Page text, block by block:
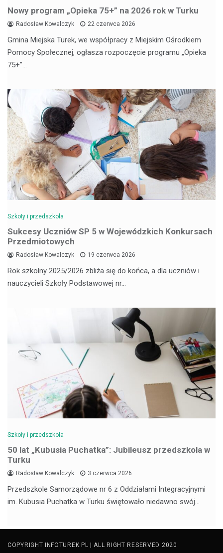
Nowy program „Opieka 75+” na 2026 rok w Turku
Radosław Kowalczyk 22 czerwca 2026
Gmina Miejska Turek, we współpracy z Miejskim Ośrodkiem
Pomocy Społecznej, ogłasza rozpoczęcie programu „Opieka
75+”…
Szkoły i przedszkola
Sukcesy Uczniów SP 5 w Wojewódzkich Konkursach
Przedmiotowych
Radosław Kowalczyk 19 czerwca 2026
Rok szkolny 2025/2026 zbliża się do końca, a dla uczniów i
nauczycieli Szkoły Podstawowej nr…
Szkoły i przedszkola
50 lat „Kubusia Puchatka”: Jubileusz przedszkola w
Turku
Radosław Kowalczyk 3 czerwca 2026
Przedszkole Samorządowe nr 6 z Oddziałami Integracyjnymi
im. Kubusia Puchatka w Turku świętowało niedawno swój…
COPYRIGHT INFOTUREK.PL | ALL RIGHT RESERVED 2020